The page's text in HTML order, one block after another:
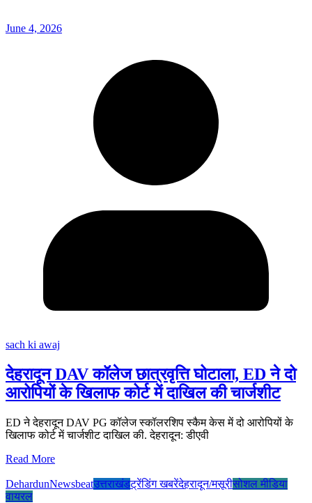
June 4, 2026
sach ki awaj
देहरादून DAV कॉलेज छात्रवृत्ति घोटाला, ED ने दो
आरोपियों के खिलाफ कोर्ट में दाखिल की चार्जशीट
ED ने देहरादून DAV PG कॉलेज स्कॉलरशिप स्कैम केस में दो आरोपियों के
खिलाफ कोर्ट में चार्जशीट दाखिल की. देहरादून: डीएवी
Read More
DehardunNewsbeatउत्तराखंडट्रेंडिंग खबरेंदेहरादून/मसूरीसोशल मीडिया
वायरल